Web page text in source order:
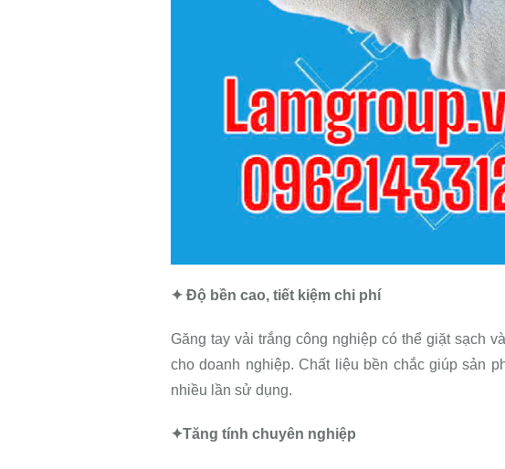
✦ Độ bền cao, tiết kiệm chi phí
Găng tay vải trắng công nghiệp có thể giặt sạch
cho doanh nghiệp. Chất liệu bền chắc giúp sản
nhiều lần sử dụng.
✦Tăng tính chuyên nghiệp